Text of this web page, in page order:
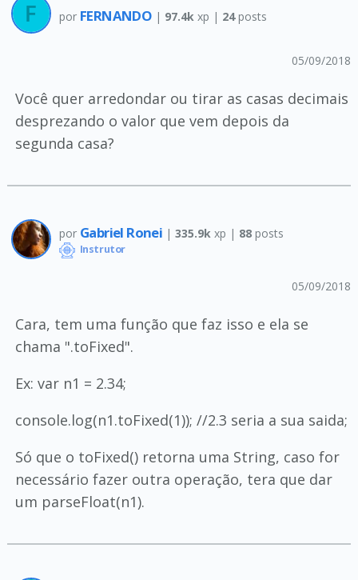
por FERNANDO | 97.4k xp | 24posts
05/09/2018
Você quer arredondar ou tirar as casas decimais
desprezando o valor que vem depois da
segunda casa?
por Gabriel Ronei | 335.9k xp | 88posts
Instrutor
05/09/2018
Cara, tem uma função que faz isso e ela se
chama ".toFixed".
Ex: var n1 = 2.34;
console.log(n1.toFixed(1)); //2.3 seria a sua saida;
Só que o toFixed() retorna uma String, caso for
necessário fazer outra operação, tera que dar
um parseFloat(n1).